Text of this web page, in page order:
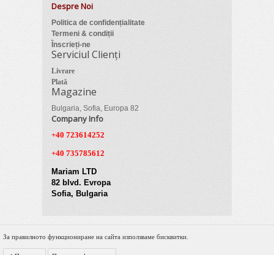
Despre Noi
Politica de confidențialitate
Termeni & condiții
Înscrieți-ne
Serviciul Clienți
Livrare
Plată
Magazine
Bulgaria, Sofia, Europa 82
Company Info
+40 723614252
+40 735785612
Mariam LTD
82 blvd. Evropa
Sofia, Bulgaria
© 2012 Zimber Tools. All Rights Reserved.
За правилното функциониране на сайта използваме бисквитки.